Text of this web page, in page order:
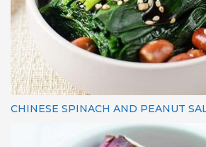
CHINESE SPINACH AND PEANUT